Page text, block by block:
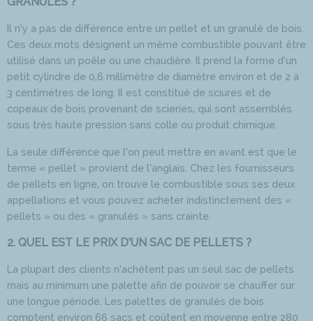
Il n’y a pas de différence entre un pellet et un granulé de bois.
Ces deux mots désignent un même combustible pouvant être
utilisé dans un poêle ou une chaudière. Il prend la forme d’un
petit cylindre de 0,6 millimètre de diamètre environ et de 2 à
3 centimètres de long. Il est constitué de sciures et de
copeaux de bois provenant de scieries, qui sont assemblés
sous très haute pression sans colle ou produit chimique.
La seule différence que l’on peut mettre en avant est que le
terme « pellet » provient de l’anglais. Chez les fournisseurs
de pellets en ligne, on trouve le combustible sous ses deux
appellations et vous pouvez acheter indistinctement des «
pellets » ou des « granulés » sans crainte.
2. QUEL EST LE PRIX D’UN SAC DE PELLETS ?
La plupart des clients n’achètent pas un seul sac de pellets
mais au minimum une palette afin de pouvoir se chauffer sur
une longue période. Les palettes de granulés de bois
comptent environ 66 sacs et coûtent en moyenne entre 280